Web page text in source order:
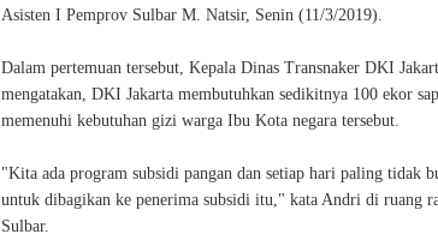
Asisten I Pemprov Sulbar M. Natsir, Senin (11/3/2019).
Dalam pertemuan tersebut, Kepala Dinas Transnaker DKI
mengatakan, DKI Jakarta membutuhkan sedikitnya 100 ekor
memenuhi kebutuhan gizi warga Ibu Kota negara tersebut.
"Kita ada program subsidi pangan dan setiap hari paling tidak
untuk dibagikan ke penerima subsidi itu," kata Andri di ruang
Sulbar.